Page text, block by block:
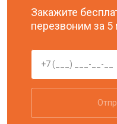
Закажите
перезвоним за 5